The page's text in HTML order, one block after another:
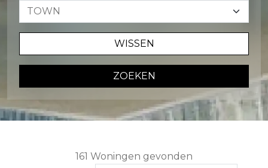
WISSEN
ZOEKEN
161 Woningen gevonden